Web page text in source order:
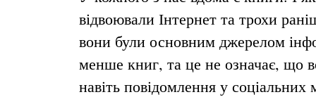
відвоювали Інтернет та трохи
вони були основним джерелом
менше книг, та це не означає, що
навіть повідомлення у